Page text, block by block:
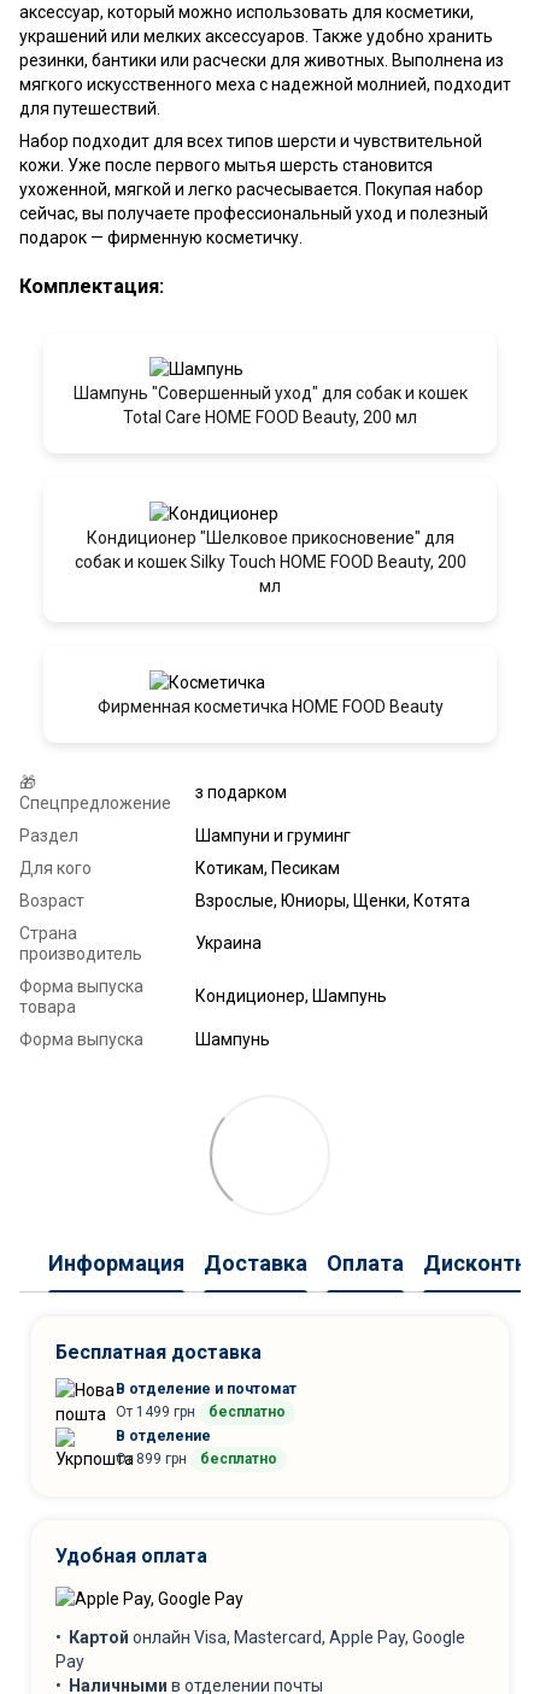
аксессуар, который можно использовать для косметики,
украшений или мелких аксессуаров. Также удобно хранить
резинки, бантики или расчески для животных. Выполнена из
мягкого искусственного меха с надежной молнией, подходит
для путешествий.
Набор подходит для всех типов шерсти и чувствительной
кожи. Уже после первого мытья шерсть становится
ухоженной, мягкой и легко расчесывается. Покупая набор
сейчас, вы получаете профессиональный уход и полезный
подарок — фирменную косметичку.
Комплектация:
Шампунь "Совершенный уход" для собак и кошек
Total Care HOME FOOD Beauty, 200 мл
Кондиционер "Шелковое прикосновение" для
собак и кошек Silky Touch HOME FOOD Beauty, 200
мл
Фирменная косметичка HOME FOOD Beauty
🎁
Спецпредложение
з подарком
Раздел
Шампуни и груминг
Для кого
Котикам, Песикам
Возраст
Взрослые, Юниоры, Щенки, Котята
Страна
производитель
Украина
Форма выпуска
товара
Кондиционер, Шампунь
Форма выпуска Шампунь
Информация Доставка Оплата
Бесплатная доставка
В отделение и почтомат
От 1499 грн
бесплатно
В отделение
От 899 грн
бесплатно
Удобная оплата
• Картой онлайн Visa, Mastercard, Apple Pay, Google
Pay
• Наличными в отделении почты